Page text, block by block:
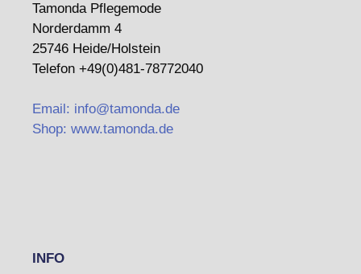
Tamonda Pflegemode
Norderdamm 4
25746 Heide/Holstein
Telefon +49(0)481-78772040
Email: info@tamonda.de
Shop: www.tamonda.de
INFO